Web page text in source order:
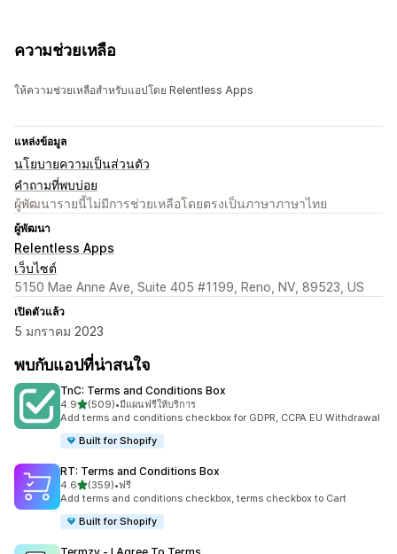
ความช่วยเหลือ
ให้ความช่วยเหลือสำหรับแอปโดย Relentless Apps
แหล่งข้อมูล
นโยบายความเป็นส่วนตัว
คำถามที่พบบ่อย
ผู้พัฒนารายนี้ไม่มีการช่วยเหลือโดยตรงเป็นภาษาภาษาไทย
ผู้พัฒนา
Relentless Apps
เว็บไซต์
5150 Mae Anne Ave, Suite 405 #1199, Reno, NV, 89523, US
เปิดตัวแล้ว
5 มกราคม 2023
พบกับแอปที่น่าสนใจ
TnC: Terms and Conditions Box
4.9เต็ม 5 ดาว
(509)
ทั้งหมด 509 รีวิว
•มีแผนฟรีให้บริการ
Add terms and conditions checkbox for GDPR, CCPA EU Withdrawal
Built for Shopify
RT: Terms and Conditions Box
4.6เต็ม 5 ดาว
(359)
ทั้งหมด 359 รีวิว
•ฟรี
Add terms and conditions checkbox, terms checkbox to Cart
Built for Shopify